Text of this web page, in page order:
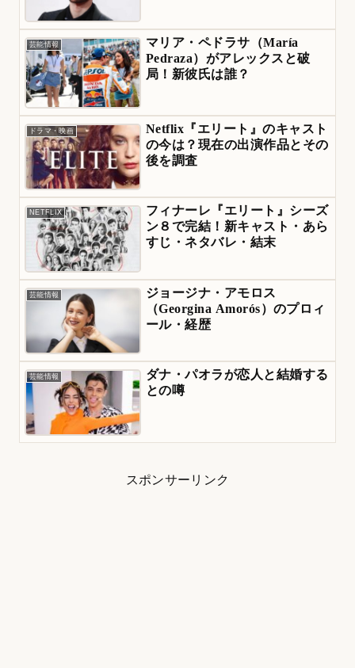
芸能情報
マリア・ペドラサ（María
Pedraza）がアレックスと破
局！新彼氏は誰？
ドラマ・映画
Netflix『エリート』のキャスト
の今は？現在の出演作品とその
後を調査
NETFLIX
フィナーレ『エリート』シーズ
ン８で完結！新キャスト・あら
すじ・ネタバレ・結末
芸能情報
ジョージナ・アモロス
（Georgina Amorós）のプロィ
ール・経歴
芸能情報
ダナ・パオラが恋人と結婚する
との噂
スポンサーリンク